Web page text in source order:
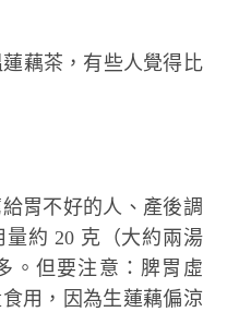
蓮藕茶，有些人覺得比
胃不好的人、產後調
約 20 克（大約兩湯
。但要注意：脾胃虛
用，因為生蓮藕偏涼